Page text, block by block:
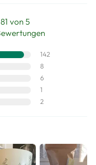
von 5
142
8
6
1
2